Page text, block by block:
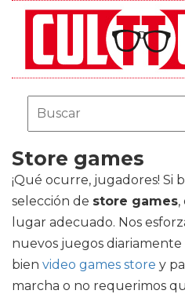
Store games
¡Qué ocurre, jugadores! Si
selección de store games,
lugar adecuado. Nos
nuevos juegos diariamente
bien video games store y
marcha o no requerimos